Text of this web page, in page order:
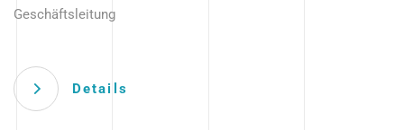
Geschäftsleitung
Details